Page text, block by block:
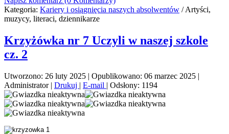
Kategoria: Kariery i osiągnięcia naszych absolwentów /Artyści,
muzycy, literaci, dziennikarze
Krzyżówka nr 7 Uczyli w naszej szkole
cz. 2
Utworzono: 26 luty 2025 | Opublikowano: 06 marzec 2025 |
Administrator| Drukuj | E-mail | Odsłony: 1194